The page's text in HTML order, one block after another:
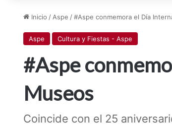
Inicio / Aspe /#Aspe conmemora el Día
Aspe Cultura y Fiestas - Aspe
#Aspe
Museos
Coincide con el 25